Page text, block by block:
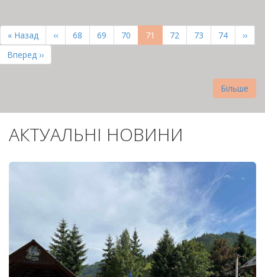
НА
СТОРІНКИ
Перша
сторінка
« Назад
Попередня
сторінка
‹‹ Page
68 Page
69 Page
70
Поточна
сторінка
71 Page
72 Page
73 Page
74
››
Остання
сторінка
Вперед ››
Більше
АКТУАЛЬНІ НОВИНИ